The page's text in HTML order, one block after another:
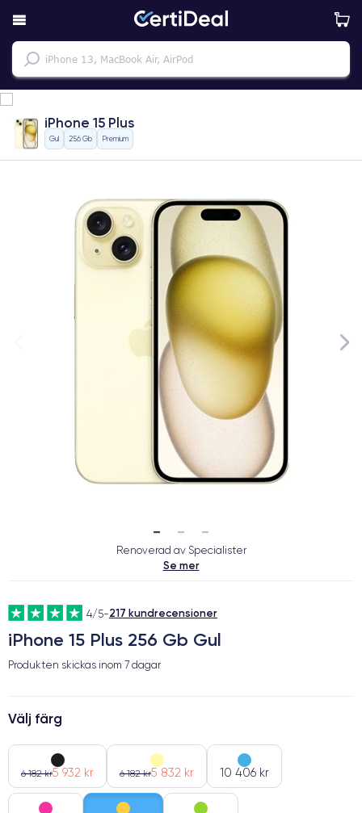
iPhone 15 Plus
Gul 256 Gb Premium
Renoverad av Specialister
Se mer
4/5-217 kundrecensioner
iPhone 15 Plus 256 Gb Gul
Produkten skickas inom 7 dagar
Välj färg
6 182 kr5 932 kr 6 182 kr5 832 kr 10 406 kr